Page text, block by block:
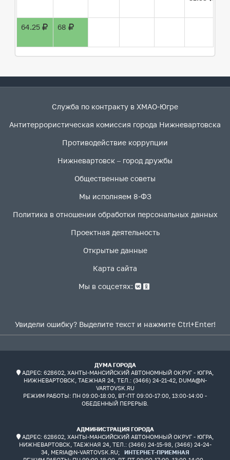
64.25 68
Служба по контракту в ХМАО-Югре
Антитеррористическая комиссия города Нижневартовска
Противодействие коррупции
Нижневартовск – город дружбы
Общественные советы
Мы исполняем 8-ФЗ
Политика в отношении обработки персональных данных
Проектная деятельность
Открытые данные
Карта сайта
Мы в соцсетях:
Увидели ошибку? Выделите текст и нажмите Ctrl+Enter!
ДУМА ГОРОДА
АДРЕС: 628602, ХАНТЫ-МАНСИЙСКИЙ АВТОНОМНЫЙ ОКРУГ - ЮГРА,
НИЖНЕВАРТОВСК, ТАЕЖНАЯ 24, ТЕЛ.: (3466) 24-21-42, DUMA@N-
VARTOVSK.RU
РЕЖИМ РАБОТЫ: ПН 09:00-18:00, ВТ-ПТ 09:00-17:00, 13:00-14:00 -
ОБЕДЕННЫЙ ПЕРЕРЫВ.
АДМИНИСТРАЦИЯ ГОРОДА
АДРЕС: 628602, ХАНТЫ-МАНСИЙСКИЙ АВТОНОМНЫЙ ОКРУГ - ЮГРА,
НИЖНЕВАРТОВСК, ТАЕЖНАЯ 24, ТЕЛ.: (3466) 24-15-98, (3466) 24-24-
34, MERIA@N-VARTOVSK.RU; ИНТЕРНЕТ-ПРИЕМНАЯ